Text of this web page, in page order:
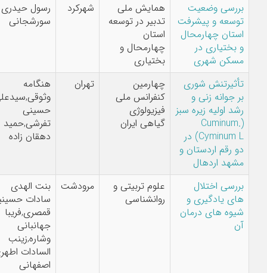
ﺑﺮرﺳﯽ وﺿﻌﯿﺖ
ﺗﻮﺳﻌﻪ و ﭘﯿﺸﺮﻓﺖ
اﺳﺘﺎن ﭼﻬﺎرﻣﺤﺎل
و ﺑﺨﺘﯿﺎری در
ﻣﺴﮑﻦ ﺷﻬﺮی
همایش ملی
تدبیر در توسعه
استان
چهارمحال و
بختیاری
شهرکرد
رسول حیدری
سورشجانی
تأثیرتنش شوری
بر جوانه زنی و
رشد اولیه زیره سبز
(.Cuminum
Cyminum L) در
دو رقم اردستان و
مشهد اردهال
چهارمین
کنفرانس ملی
فیزیولوژی
گیاهی ایران
تهران
هنگامه
وثوقی,سیدعلی
حسینی
تفرشی,حمید
دهقان زاده
بررسی اختلال
های یادگیری و
شیوه های درمان
علوم تربیتی و
روانشناسی
مرودشت
بنت الهدی
سادات حسینیان
قمصری,فریبا
جهانبانی
وشاره,زینب
السادات اطهری
اصفهانی